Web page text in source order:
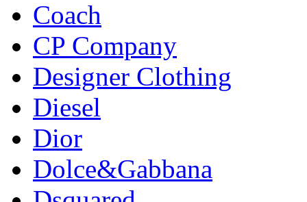
Coach
CP Company
Designer Clothing
Diesel
Dior
Dolce&Gabbana